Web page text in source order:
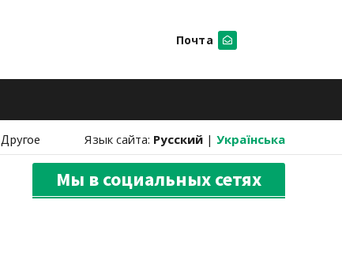
Почта
Другое Язык сайта: Русский | Українська
Мы в социальных сетях